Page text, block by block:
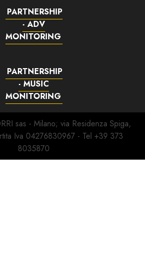
PARTNERSHIP
- ADV
MONITORING
PARTNERSHIP
- MUSIC
MONITORING
sas - Milano; via Residenza Spiga,
Iva 04276830967 - Tel +39 373
8035870